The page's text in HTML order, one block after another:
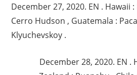
articles
December 27, 2020. EN . Hawaii :
Cerro Hudson , Guatemala :
Klyuchevskoy .
December 28, 2020. EN .